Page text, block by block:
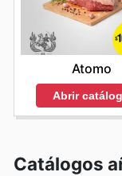
Atomo
Abrir
Catálogos